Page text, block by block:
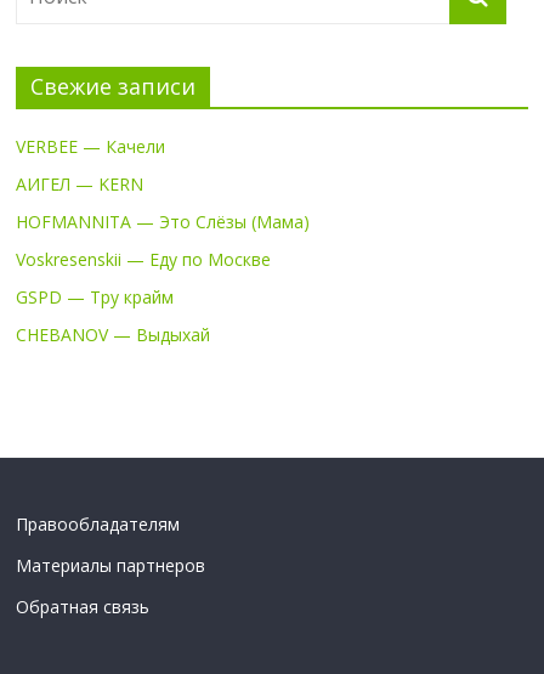
Свежие записи
VERBEE — Качели
АИГЕЛ — KERN
HOFMANNITA — Это Слёзы (Мама)
Voskresenskii — Еду по Москве
GSPD — Тру крайм
CHEBANOV — Выдыхай
Правообладателям
Материалы партнеров
Обратная связь